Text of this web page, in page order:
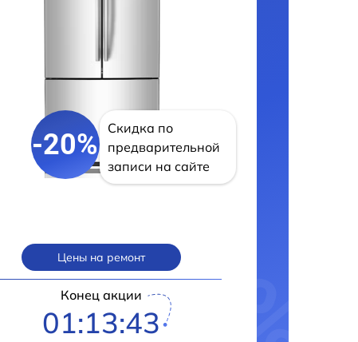
-20%
Скидка по
предварительной
записи на сайте
Цены на ремонт
Конец акции
01:13:42